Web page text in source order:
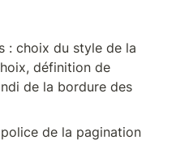
: choix du style de la
définition de
de la bordure des
de la pagination